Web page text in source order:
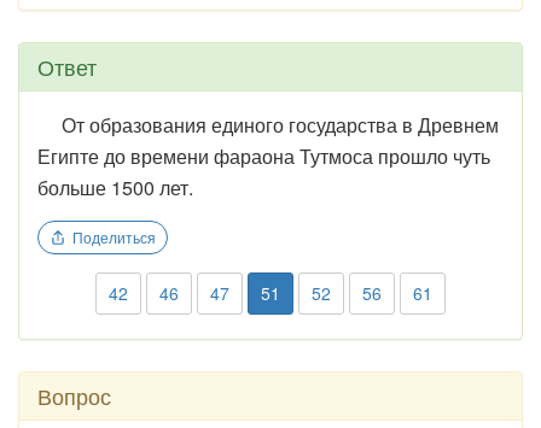
Ответ
От образования единого государства в Древнем
Египте до времени фараона Тутмоса прошло чуть
больше 1500 лет.
Поделиться
42 46 47 51 52 56 61
Вопрос